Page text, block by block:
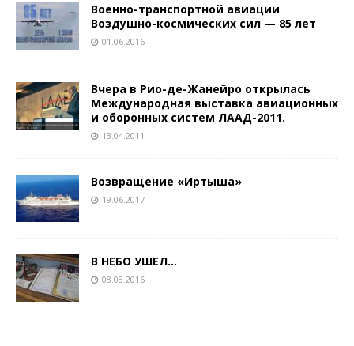
Военно-транспортной авиации
Воздушно-космических сил — 85 лет
01.06.2016
Вчера в Рио-де-Жанейро открылась
Международная выставка авиационных
и оборонных систем ЛААД-2011.
13.04.2011
Возвращение «Иртыша»
19.06.2017
В НЕБО УШЕЛ…
08.08.2016